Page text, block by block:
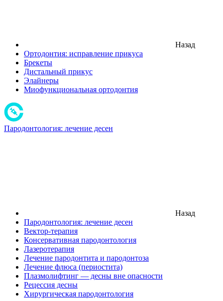
Назад
Ортодонтия: исправление прикуса
Брекеты
Дистальный прикус
Элайнеры
Миофункциональная ортодонтия
Пародонтология: лечение десен
Назад
Пародонтология: лечение десен
Вектор-терапия
Консервативная пародонтология
Лазеротерапия
Лечение пародонтита и пародонтоза
Лечение флюса (периостита)
Плазмолифтинг — десны вне опасности
Рецессия десны
Хирургическая пародонтология